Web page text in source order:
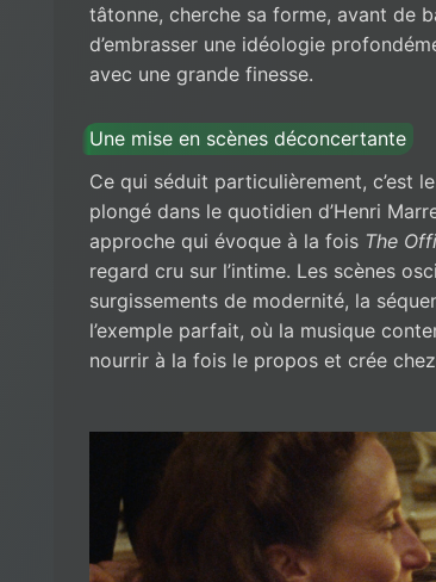
tâtonne, cherche sa forme, avant de
d’embrasser une idéologie
avec une grande finesse.
Une mise en scènes déconcertante
Ce qui séduit particulièrement, c’est
plongé dans le quotidien d’Henri
approche qui évoque à la fois The
regard cru sur l’intime. Les scènes
surgissements de modernité, la
l’exemple parfait, où la musique
nourrir à la fois le propos et crée